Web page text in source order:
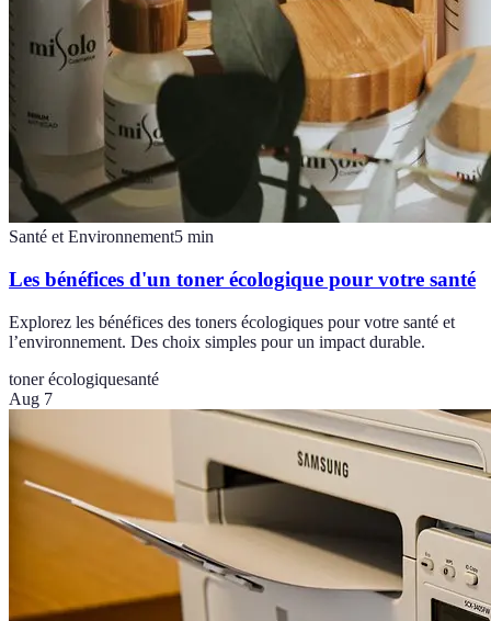
Santé et Environnement5 min
Les bénéfices d'un toner écologique pour votre santé
Explorez les bénéfices des toners écologiques pour votre santé et
l’environnement. Des choix simples pour un impact durable.
toner écologiquesanté
Aug 7